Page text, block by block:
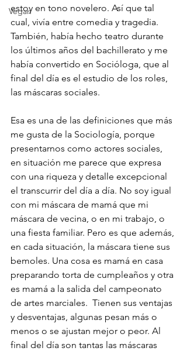
Vegan
estoy en tono novelero. Así que tal
cual, vivía entre comedia y tragedia.
También, había hecho teatro durante
los últimos años del bachillerato y me
había convertido en Socióloga, que al
final del día es el estudio de los roles,
las máscaras sociales.
Esa es una de las definiciones que más
me gusta de la Sociología, porque
presentarnos como actores sociales,
en situación me parece que expresa
con una riqueza y detalle excepcional
el transcurrir del día a día. No soy igual
con mi máscara de mamá que mi
máscara de vecina, o en mi trabajo, o
una fiesta familiar. Pero es que además,
en cada situación, la máscara tiene sus
bemoles. Una cosa es mamá en casa
preparando torta de cumpleaños y otra
es mamá a la salida del campeonato
de artes marciales.  Tienen sus ventajas
y desventajas, algunas pesan más o
menos o se ajustan mejor o peor. Al
final del día son tantas las máscaras